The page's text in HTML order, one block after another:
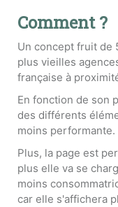
Comment ?
Un concept fruit de
plus vieilles
française à
En fonction de son
des différents
moins performante.
Plus, la page est
plus elle va se
moins
car elle s'affichera